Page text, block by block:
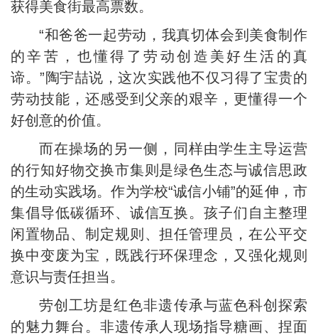
获得美食街最高票数。
“和爸爸一起劳动，我真切体会到美食制作
的辛苦，也懂得了劳动创造美好生活的真
谛。”陶宇喆说，这次实践他不仅习得了宝贵的
劳动技能，还感受到父亲的艰辛，更懂得一个
好创意的价值。
而在操场的另一侧，同样由学生主导运营
的行知好物交换市集则是绿色生态与诚信思政
的生动实践场。作为学校“诚信小铺”的延伸，市
集倡导低碳循环、诚信互换。孩子们自主整理
闲置物品、制定规则、担任管理员，在公平交
换中变废为宝，既践行环保理念，又强化规则
意识与责任担当。
劳创工坊是红色非遗传承与蓝色科创探索
的魅力舞台。非遗传承人现场指导糖画、捏面